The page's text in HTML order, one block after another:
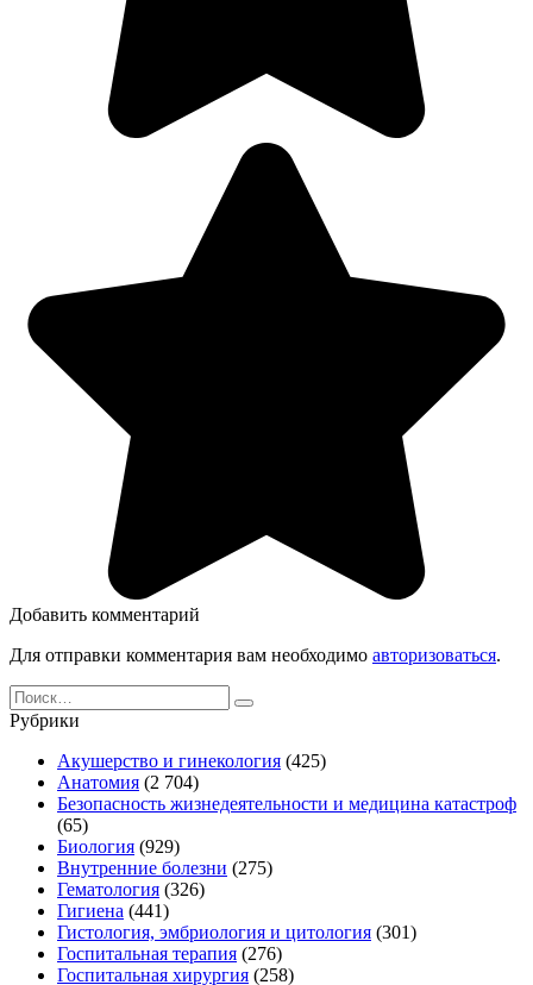
Добавить комментарий
Для отправки комментария вам необходимо авторизоваться.
Search
for:
Рубрики
Акушерство и гинекология (425)
Анатомия (2 704)
Безопасность жизнедеятельности и медицина катастроф
(65)
Биология (929)
Внутренние болезни (275)
Гематология (326)
Гигиена (441)
Гистология, эмбриология и цитология (301)
Госпитальная терапия (276)
Госпитальная хирургия (258)